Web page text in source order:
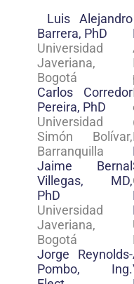
Luis Alejandro
Barrera, PhD
Universidad
Javeriana,
Bogotá
Carlos Corredor
Pereira, PhD
Universidad
Simón Bolívar,
Barranquilla
Jaime Bernal
Villegas, MD,
PhD
Universidad
Javeriana,
Bogotá
Jorge Reynolds-
Pombo, Ing.